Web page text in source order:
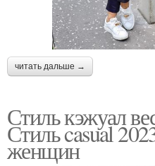
читать дальше →
Стиль кэжуал
Стиль casual
женщин